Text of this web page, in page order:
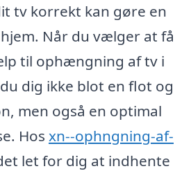
tv korrekt kan gøre en
Når du vælger at få
til ophængning af tv i
dig ikke blot en flot og
men også en optimal
Hos xn--ophngning-af-
let for dig at indhente